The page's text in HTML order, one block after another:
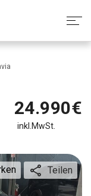
Teilen
24.990€
inkl.MwSt.